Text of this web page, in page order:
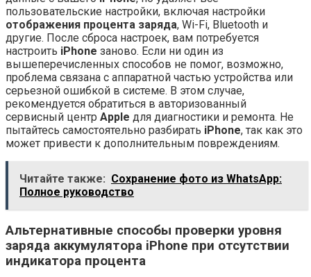
пользовательские настройки, включая настройки
отображения процента заряда, Wi-Fi, Bluetooth и
другие. После сброса настроек, вам потребуется
настроить iPhone заново. Если ни один из
вышеперечисленных способов не помог, возможно,
проблема связана с аппаратной частью устройства или
серьезной ошибкой в системе. В этом случае,
рекомендуется обратиться в авторизованный
сервисный центр Apple для диагностики и ремонта. Не
пытайтесь самостоятельно разбирать iPhone, так как это
может привести к дополнительным повреждениям.
Читайте также: Сохранение фото из WhatsApp:
Полное руководство
Альтернативные способы проверки уровня
заряда аккумулятора iPhone при отсутствии
индикатора процента